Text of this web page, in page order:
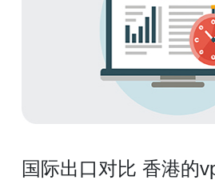
国际出口对比 香港的